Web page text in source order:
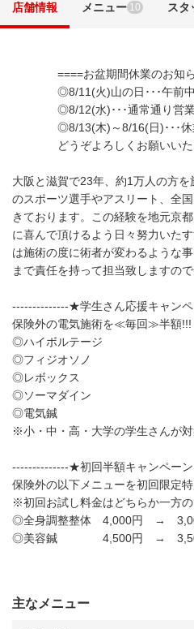
店舗情報 メニュー 10 スタ
====お盆期間休業のお知ら
◎8/11(火)山の日･･･午前中
◎8/12(水)･･･通常通り営
◎8/13(木)～8/16(日)･･･休
どうぞよろしくお願いいた
大阪と滋賀で23年、約1万人の方を
のスポーツ選手やアスリート、全
きております。この経験を地元京
に喜んで頂けるよう日々努力いた
は施術の度に術者が変わるような
まで責任を持って担当致しますので
--------------★学生さん応援キャン
保険外の電気施術を≪毎回≫半額!!!
◎ハイボルテージ
◎フィジオソノ
◎レボックス
◎ソーマダイン
◎電気鍼
※小・中・高・大学の学生さんが対
--------------★初回半額キャンペー
保険外の以下メニューを初回限定
※初回お試し料金はどちらか一方
◎全身調整整体 4,000円 →
◎美容鍼 4,500円 → 3,500
主なメニュー